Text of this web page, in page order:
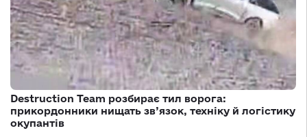
Destruction Team розбирає тил ворога:
прикордонники нищать зв’язок, техніку й логістику
окупантів